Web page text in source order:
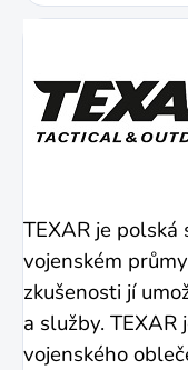
TEXAR je
vojenském
zkušenosti jí
a služby. TEXAR
vojenského